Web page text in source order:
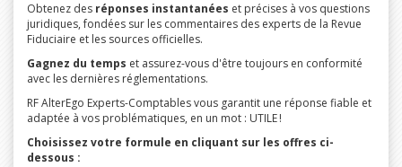
Obtenez des réponses instantanées et précises à vos questions
juridiques, fondées sur les commentaires des experts de la Revue
Fiduciaire et les sources officielles.
Gagnez du temps et assurez-vous d'être toujours en conformité
avec les dernières réglementations.
RF AlterEgo Experts-Comptables vous garantit une réponse fiable et
adaptée à vos problématiques, en un mot : UTILE !
Choisissez votre formule en cliquant sur les offres ci-
dessous :